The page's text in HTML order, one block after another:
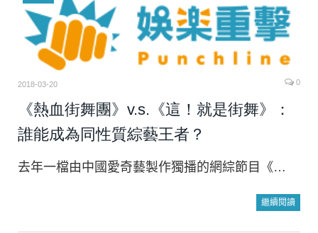
2018-03-20 0
《熱血街舞團》v.s.《這！就是街舞》：
誰能成為同性質綜藝王者？
去年一檔由中國愛奇藝製作獨播的網綜節目《…
繼續閱讀